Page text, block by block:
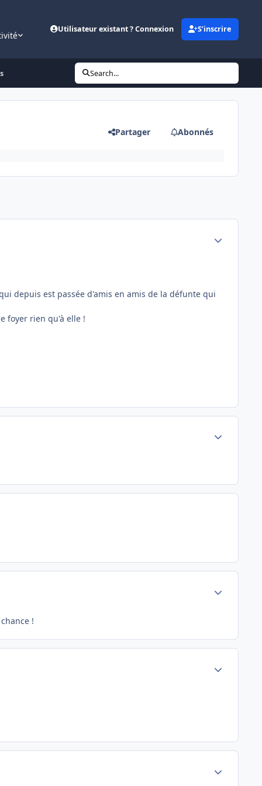
Utilisateur existant ? Connexion S’inscrire
Search...
Partager Abonnés
depuis est passée d'amis en amis de la défunte qui
foyer rien qu'à elle !
!